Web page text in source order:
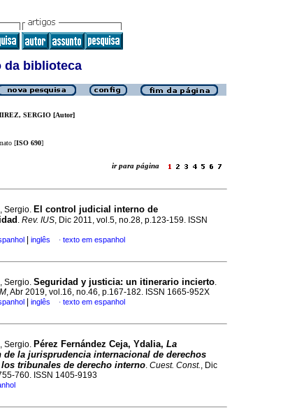
da biblioteca
SERGIO [Autor]
[ISO 690]
ir para página
Sergio. El control judicial interno de
. Rev. IUS, Dic 2011, vol.5, no.28, p.123-159. ISSN
inglês · texto em espanhol
Sergio. Seguridad y justicia: un itinerario incierto.
, Abr 2019, vol.16, no.46, p.167-182. ISSN 1665-952X
inglês · texto em espanhol
Sergio. Pérez Fernández Ceja, Ydalia, La
de la jurisprudencia internacional de derechos
tribunales de derecho interno. Cuest. Const., Dic
760. ISSN 1405-9193